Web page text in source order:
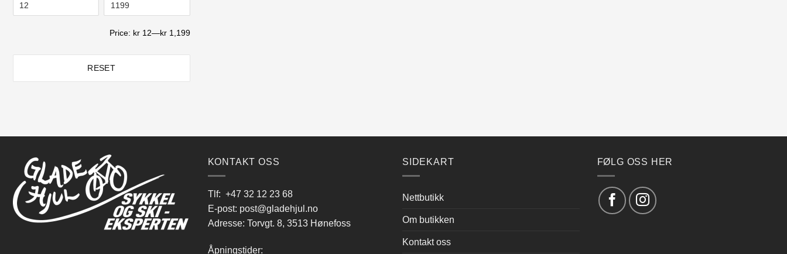
(1)
Crystal White - Gloss(1)
Dark Aquatic - Gloss (1)
Price: kr 12—kr 1,199
RESET
KONTAKT OSS
Tlf: +47 32 12 23 68
E-post: post@gladehjul.no
Adresse: Torvgt. 8, 3513 Hønefoss
Åpningstider:
SIDEKART
Nettbutikk
Om butikken
Kontakt oss
FØLG OSS HER